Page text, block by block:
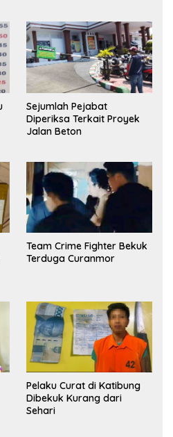
Sejumlah Pejabat
Diperiksa Terkait Proyek
Jalan Beton
Team Crime Fighter Bekuk
Terduga Curanmor
Pelaku Curat di Katibung
Dibekuk Kurang dari
Sehari